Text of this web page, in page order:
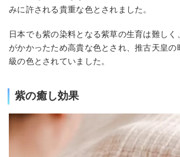
みに許される貴重な色とされました。
日本でも紫の染料となる紫草の生育は難しく
がかかったため高貴な色とされ、推古天皇の
級の色とされていました。
紫の癒し効果